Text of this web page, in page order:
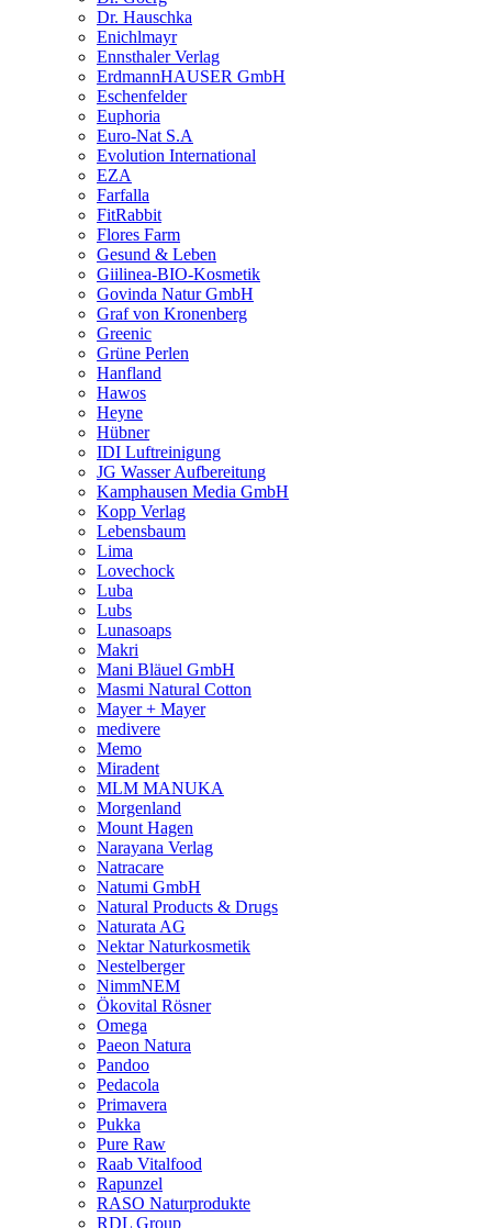
Dr. Hauschka
Enichlmayr
Ennsthaler Verlag
ErdmannHAUSER GmbH
Eschenfelder
Euphoria
Euro-Nat S.A
Evolution International
EZA
Farfalla
FitRabbit
Flores Farm
Gesund & Leben
Giilinea-BIO-Kosmetik
Govinda Natur GmbH
Graf von Kronenberg
Greenic
Grüne Perlen
Hanfland
Hawos
Heyne
Hübner
IDI Luftreinigung
JG Wasser Aufbereitung
Kamphausen Media GmbH
Kopp Verlag
Lebensbaum
Lima
Lovechock
Luba
Lubs
Lunasoaps
Makri
Mani Bläuel GmbH
Masmi Natural Cotton
Mayer + Mayer
medivere
Memo
Miradent
MLM MANUKA
Morgenland
Mount Hagen
Narayana Verlag
Natracare
Natumi GmbH
Natural Products & Drugs
Naturata AG
Nektar Naturkosmetik
Nestelberger
NimmNEM
Ökovital Rösner
Omega
Paeon Natura
Pandoo
Pedacola
Primavera
Pukka
Pure Raw
Raab Vitalfood
Rapunzel
RASO Naturprodukte
RDL Group